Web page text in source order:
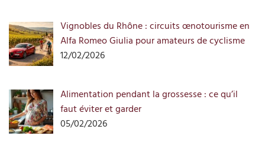
Vignobles du Rhône : circuits œnotourisme en
Alfa Romeo Giulia pour amateurs de cyclisme
12/02/2026
Alimentation pendant la grossesse : ce qu’il
faut éviter et garder
05/02/2026